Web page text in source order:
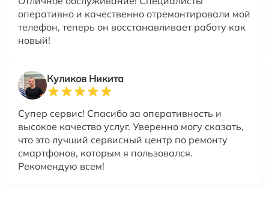
оперативно и качественно отремонтировали мой
телефон, теперь он восстанавливает работу как
новый!
Куликов Никита
Супер сервис! Спасибо за оперативность и
высокое качество услуг. Уверенно могу сказать,
что это лучший сервисный центр по ремонту
смартфонов, которым я пользовался.
Рекомендую всем!